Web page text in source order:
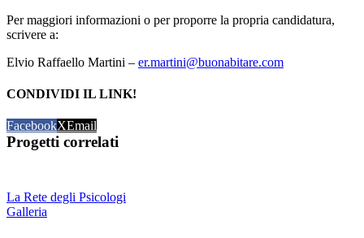
Per maggiori informazioni o per proporre la propria candidatura,
scrivere a:
Elvio Raffaello Martini – er.martini@buonabitare.com
CONDIVIDI IL LINK!
FacebookXEmail
Progetti correlati
La Rete degli Psicologi
Galleria